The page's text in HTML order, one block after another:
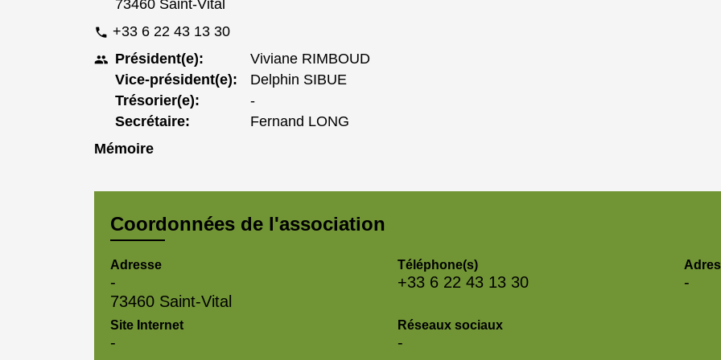
73460 Saint-Vital
phone +33 6 22 43 13 30
people Président(e):
Vice-président(e):
Trésorier(e):
Secrétaire:
Viviane RIMBOUD
Delphin SIBUE
-
Fernand LONG
Mémoire
Coordonnées de l'association
Adresse
-
73460 Saint-Vital
Téléphone(s)
+33 6 22 43 13 30 -
Site Internet
-
Réseaux sociaux
-